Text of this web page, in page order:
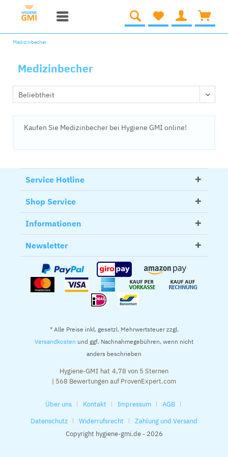
Medizinbecher
Medizinbecher
Kaufen Sie Medizinbecher bei Hygiene GMI online!
Service Hotline
Shop Service
Informationen
Newsletter
* Alle Preise inkl. gesetzl. Mehrwertsteuer zzgl.
Versandkosten und ggf. Nachnahmegebühren, wenn nicht
anders beschrieben
Hygiene-GMI hat 4,78 von 5 Sternen
| 568 Bewertungen auf ProvenExpert.com
Über uns Kontakt Impressum
AGB
Datenschutz
Widerrufsrecht
Zahlung und Versand
Copyright hygiene-gmi.de - 2026